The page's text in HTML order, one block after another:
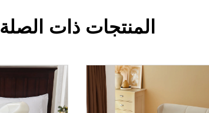
المنتجات ذات الصلة